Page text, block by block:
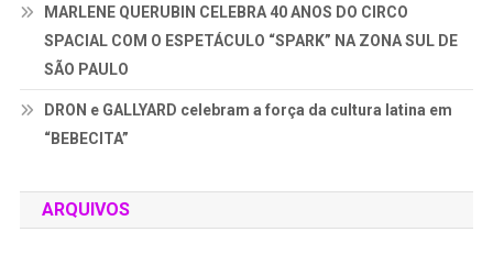
MARLENE QUERUBIN CELEBRA 40 ANOS DO CIRCO
SPACIAL COM O ESPETÁCULO “SPARK” NA ZONA SUL DE
SÃO PAULO
DRON e GALLYARD celebram a força da cultura latina em
“BEBECITA”
ARQUIVOS